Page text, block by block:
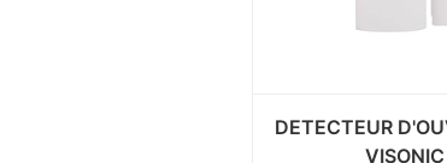
DETECTEUR
VISONIC